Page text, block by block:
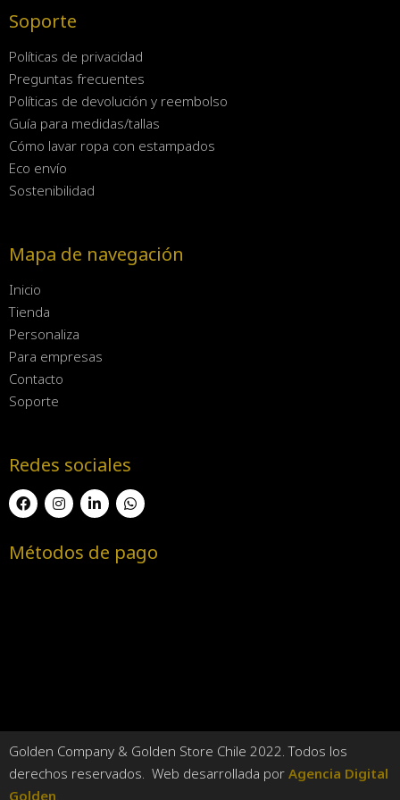
Soporte
Políticas de privacidad
Preguntas frecuentes
Políticas de devolución y reembolso
Guía para medidas/tallas
Cómo lavar ropa con estampados
Eco envío
Sostenibilidad
Mapa de navegación
Inicio
Tienda
Personaliza
Para empresas
Contacto
Soporte
Redes sociales
Métodos de pago
Golden Company & Golden Store Chile 2022. Todos los
derechos reservados. Web desarrollada por Agencia Digital
Golden